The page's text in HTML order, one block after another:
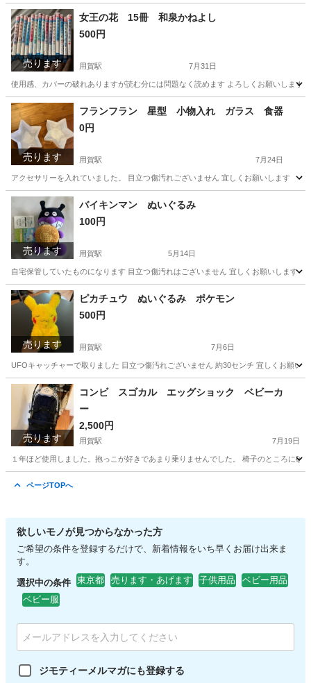
売ります
女王の花 15冊 和泉かねよし
500円
用賀駅 7月31日
使用感、カバーの破れありますが読む分には問題なく読めます よろしくお願いします
東京 世田谷区 用賀駅 マンガ、コミック、アニメ
売ります
フランフラン 星型 小物入れ ガラス 食器
0円
用賀駅 7月24日
アクセサリーを入れていました。 目立つ傷汚れございません 宜しくお願いします
東京 世田谷区 用賀駅 ガラス
売ります
バイキンマン ぬいぐるみ
100円
用賀駅 5月14日
自宅保管していたものになります 目立つ傷汚れはございません 宜しくお願いします
東京 世田谷区 用賀駅 おもちゃ バイキンマン
売ります
ピカチュウ ぬいぐるみ ポケモン
500円
用賀駅 7月6日
UFOキャッチャーで取りました 目立つ傷汚れございません 約30センチ 宜しくお願いし
東京 世田谷区 用賀駅 おもちゃ ピカチュウ
売ります
コンビ スゴカル エッグショック ベビーカ
ー
2,500円
用賀駅 7月19日
１年ほど使用しました。抱っこが好きであまり乗りませんでした。 椅子のところに
ページTOPへ
欲しいモノが見つからなかった方
ご希望の条件を登録するだけで、新着情報をいち早くお届け出来ま
す。
選択中の条件 東京都 売ります・あげます 子供用品
ベビー用品
ベビー服
ジモティーメルマガにも登録する